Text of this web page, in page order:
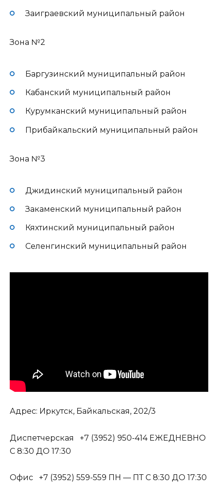
Заиграевский муниципальный район
Зона №2
Баргузинский муниципальный район
Кабанский муниципальный район
Курумканский муниципальный район
Прибайкальский муниципальный район
Зона №3
Джидинский муниципальный район
Закаменский муниципальный район
Кяхтинский муниципальный район
Селенгинский муниципальный район
Адрес: Иркутск, Байкальская, 202/3
Диспетчерская +7 (3952) 950-414 ЕЖЕДНЕВНО
С 8:30 ДО 17:30
Офис +7 (3952) 559-559 ПН — ПТ С 8:30 ДО 17:30